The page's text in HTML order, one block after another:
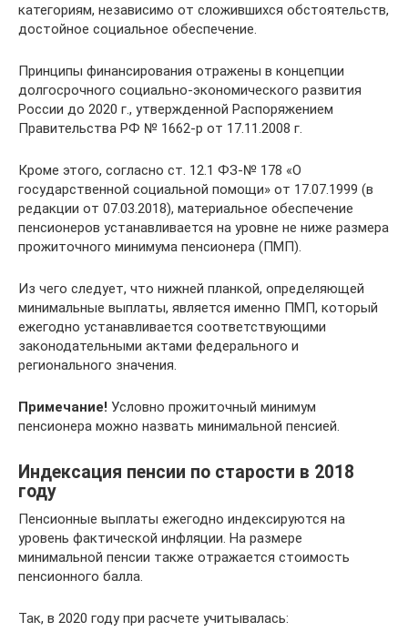
категориям, независимо от сложившихся обстоятельств,
достойное социальное обеспечение.
Принципы финансирования отражены в концепции
долгосрочного социально-экономического развития
России до 2020 г., утвержденной Распоряжением
Правительства РФ № 1662-р от 17.11.2008 г.
Кроме этого, согласно ст. 12.1 ФЗ-№ 178 «О
государственной социальной помощи» от 17.07.1999 (в
редакции от 07.03.2018), материальное обеспечение
пенсионеров устанавливается на уровне не ниже размера
прожиточного минимума пенсионера (ПМП).
Из чего следует, что нижней планкой, определяющей
минимальные выплаты, является именно ПМП, который
ежегодно устанавливается соответствующими
законодательными актами федерального и
регионального значения.
Примечание! Условно прожиточный минимум
пенсионера можно назвать минимальной пенсией.
Индексация пенсии по старости в 2018
году
Пенсионные выплаты ежегодно индексируются на
уровень фактической инфляции. На размере
минимальной пенсии также отражается стоимость
пенсионного балла.
Так, в 2020 году при расчете учитывалась: